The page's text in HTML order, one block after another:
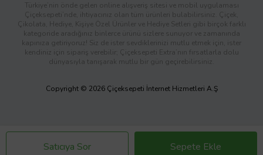
Satıcıya Sor Sepete Ekle
Türkiye’nin önde gelen online alışveriş sitesi ve mobil uygulaması
Çiçeksepeti’nde, ihtiyacınız olan tüm ürünleri bulabilirsiniz. Çiçek,
Çikolata, Hediye, Kişiye Özel Ürünler ve Hediye Setleri gibi birçok farklı
kategoride aradığınız binlerce ürünü sizlere sunuyor ve zamanında
kapınıza getiriyoruz! Siz de ister sevdiklerinizi mutlu etmek için, ister
kendiniz için sipariş verebilir; Çiçeksepeti Extra’nın fırsatlarla dolu
dünyasıyla tanışarak mutlu bir gün geçirebilirsiniz.
Copyright © 2026 Çiçeksepeti İnternet Hizmetleri A.Ş